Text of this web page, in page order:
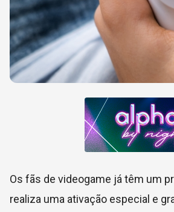
Os fãs de videogame já têm um
realiza uma ativação especial e